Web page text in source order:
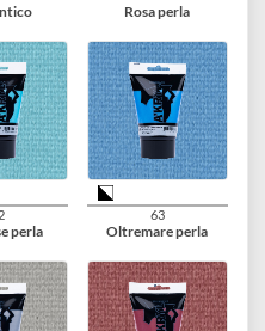
53 54
Verde fluorescente
56
fluorescente
57
Verde fosforescente